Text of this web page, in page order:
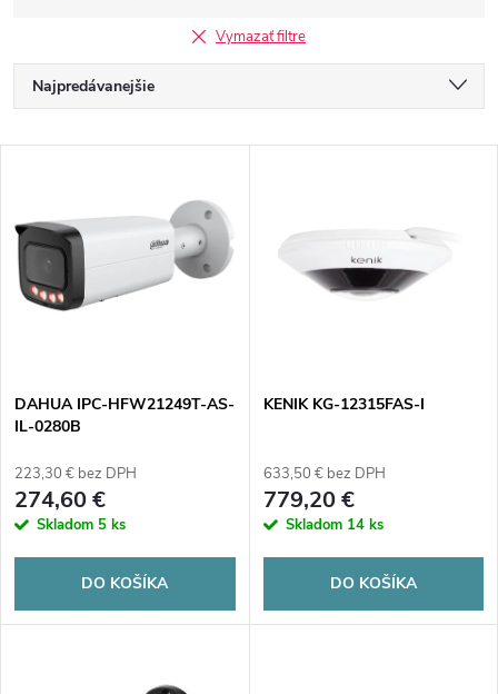
Vymazať filtre
R
a
e
n
e
p
r
d
Najpredávanejšie
Abecedne
ý
p
s
p
r
o
d
DAHUA IPC-HFW21249T-AS-
IL-0280B
223,30 € bez DPH
274,60 €
Skladom 5 ks
DO KOŠÍKA
KENIK KG-12315FAS-I
633,50 € bez DPH
779,20 €
Skladom 14 ks
DO KOŠÍKA